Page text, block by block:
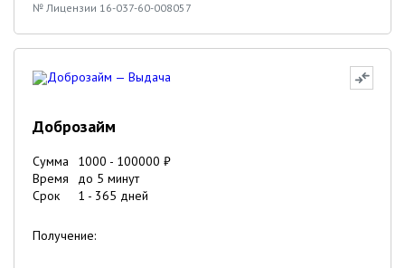
№ Лицензии 16-037-60-008057
Доброзайм
Сумма 1000 - 100000 ₽
Время
до 5 минут
Срок
1 - 365 дней
Получение: